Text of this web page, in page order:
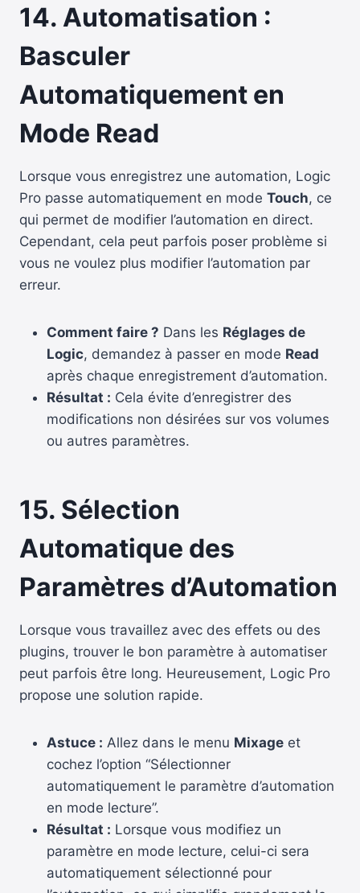
14. Automatisation :
Basculer
Automatiquement en
Mode Read
Lorsque vous enregistrez une automation, Logic
Pro passe automatiquement en mode Touch, ce
qui permet de modifier l’automation en direct.
Cependant, cela peut parfois poser problème si
vous ne voulez plus modifier l’automation par
erreur.
Comment faire ? Dans les Réglages de
Logic, demandez à passer en mode Read
après chaque enregistrement d’automation.
Résultat : Cela évite d’enregistrer des
modifications non désirées sur vos volumes
ou autres paramètres.
15. Sélection
Automatique des
Paramètres d’Automation
Lorsque vous travaillez avec des effets ou des
plugins, trouver le bon paramètre à automatiser
peut parfois être long. Heureusement, Logic Pro
propose une solution rapide.
Astuce : Allez dans le menu Mixage et
cochez l’option “Sélectionner
automatiquement le paramètre d’automation
en mode lecture”.
Résultat : Lorsque vous modifiez un
paramètre en mode lecture, celui-ci sera
automatiquement sélectionné pour